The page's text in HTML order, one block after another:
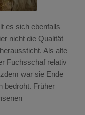
es sich ebenfalls
nicht die Qualität
Als alte
Fuchsschaf relativ
war sie Ende
bedroht. Früher